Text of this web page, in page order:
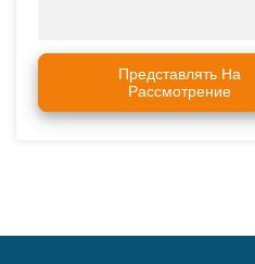
Представлять На
Рассмотрение